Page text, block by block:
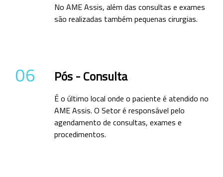
No AME Assis, além das consultas e exames
são realizadas também pequenas cirurgias.
06 Pós - Consulta
É o último local onde o paciente é atendido no
AME Assis. O Setor é responsável pelo
agendamento de consultas, exames e
procedimentos.